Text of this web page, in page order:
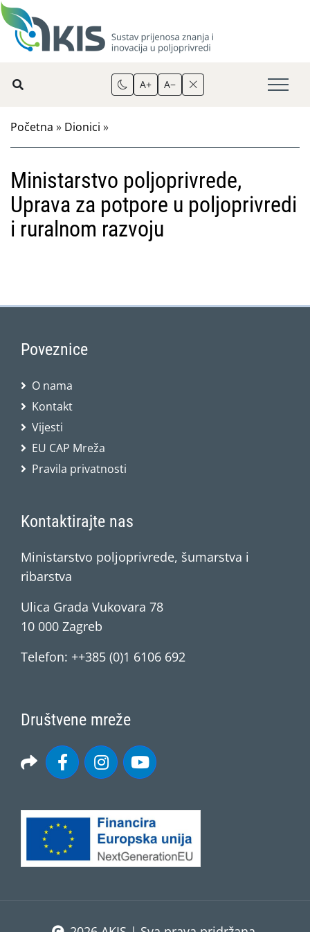
A+ A−
Početna » Dionici »
Ministarstvo poljoprivrede,
Uprava za potpore u poljoprivredi
i ruralnom razvoju
Poveznice
O nama
Kontakt
Vijesti
EU CAP Mreža
Pravila privatnosti
Kontaktirajte nas
Ministarstvo poljoprivrede, šumarstva i
ribarstva
Ulica Grada Vukovara 78
10 000 Zagreb
Telefon: ++385 (0)1 6106 692
Društvene mreže